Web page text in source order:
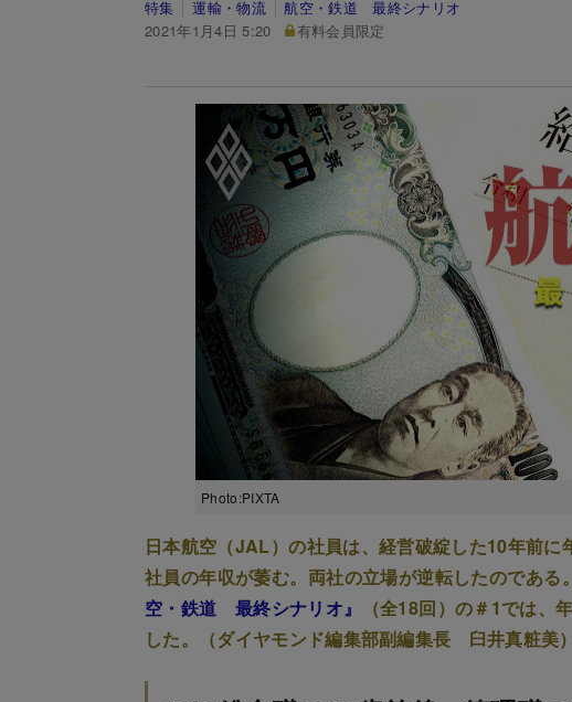
特集 運輸・物流
航空・鉄道 最終シナリオ
2021年1月4日 5:20
有料会員限定
Photo:PIXTA
日本航空（JAL）の社員は、経営破綻した10年前
社員の年収が萎む。両社の立場が逆転したのであ
空・鉄道 最終シナリオ』
（全18回）の＃1では、
した。（ダイヤモンド編集部副編集長 臼井真粧美）